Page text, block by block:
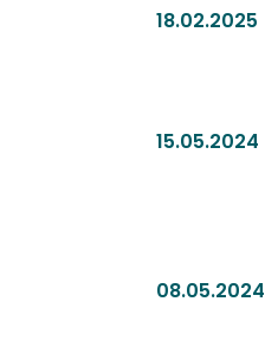
18.02.2025
15.05.2024
08.05.2024